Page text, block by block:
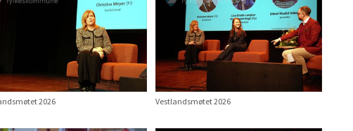
2026 Vestlandsmøtet 2026